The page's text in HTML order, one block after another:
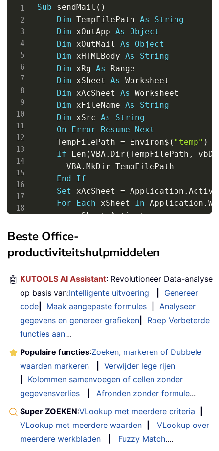
Sub sendMail ( )
Dim TempFilePath As
String
Dim xOutApp As
Object
Dim xOutMail As
Object
Dim xHTMLBody As
String
Dim xRg As Range
Dim xSheet As Worksheet
Dim xAcSheet As Worksheet
Dim xFileName As
String
Dim xSrc As
String
On
Error Resume
Next
    TempFilePath
= Environ$ ( "temp" )
If Len (VBA. Dir (TempFilePath ,
      VBA
. MkDir TempFilePath
End
If
Set xAcSheet = Application .
For
Each xSheet In Application .
        xSheet
.Activate
If
Call createJpg
Next
    xAcSheet
.Activate
With
Application
Calculation =
xlManual
.ScreenUpdating = False
End With
Set xOutApp = CreateObject
xOutApp CreateItem
    xFileName
= Dir(TempFilePath
Do While xFileName <> ""
        xSrc
= xSrc + VBA. vbCrLf +
        xFileName
= Dir
Beste Office-
productiviteitshulpmiddelen
🤖 KUTOOLS AI Assistant: Revolutioneer Data-analyse
op basis van:Intelligente uitvoering
Genereer
code
Maak aangepaste formules
Analyseer
gegevens en genereer grafieken
Roep Verbeterde
functies aan…
Populaire functies:Zoeken, markeren of Dubbele
waarden markeren
Verwijder lege rijen
Kolommen samenvoegen of cellen zonder
gegevensverlies
Afronden zonder formule...
Super ZOEKEN:VLookup met meerdere criteria
VLookup met meerdere waarden
VLookup over
meerdere werkbladen
Fuzzy Match....